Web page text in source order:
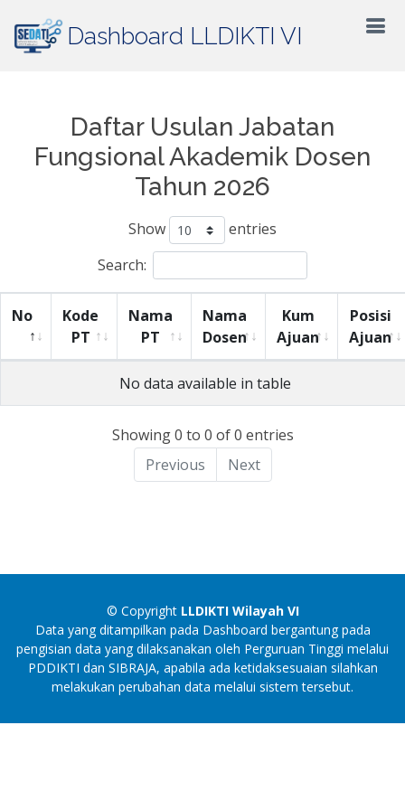
Dashboard LLDIKTI VI
Daftar Usulan Jabatan
Fungsional Akademik Dosen
Tahun 2026
Show
entries
Search:
No
Kode
PT
Nama
PT
Nama
Dosen
Kum
Ajuan
Posisi
Ajuan
No data available in table
Showing 0 to 0 of 0 entries
Previous
Next
© Copyright LLDIKTI Wilayah VI
Data yang ditampilkan pada Dashboard bergantung pada
pengisian data yang dilaksanakan oleh Perguruan Tinggi melalui
PDDIKTI dan SIBRAJA, apabila ada ketidaksesuaian silahkan
melakukan perubahan data melalui sistem tersebut.